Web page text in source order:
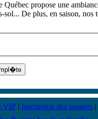
propose une
De plus, en saison, nos
VIP | Inscription des usagers |